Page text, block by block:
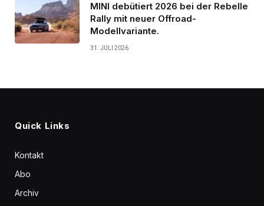
MINI debütiert 2026 bei der Rebelle
Rally mit neuer Offroad-
Modellvariante.
31. JULI 2026
Quick Links
Kontakt
Abo
Archiv